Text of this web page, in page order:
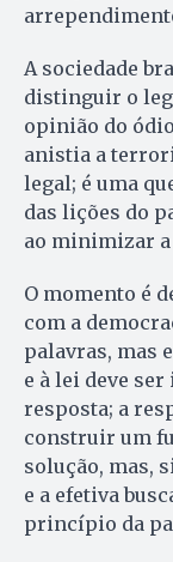
A sociedade
distinguir o
opinião do
anistia a
legal; é uma
das lições do
ao minimizar
O momento é
com a
palavras, mas
e à lei deve
resposta; a
construir um
solução, mas,
e a efetiva
princípio da